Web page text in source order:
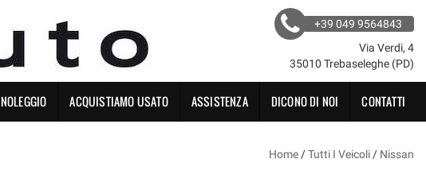
+39 049 9564843
Via Verdi, 4
35010 Trebaseleghe (PD)
NOLEGGIO ACQUISTIAMO USATO ASSISTENZA DICONO DI NOI CONTATTI
Home /Tutti I Veicoli / Nissan